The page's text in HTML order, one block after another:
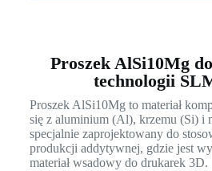
Proszek AlSi10Mg
technologii
Proszek AlSi10Mg to materiał
się z aluminium (Al), krzemu (Si) i
specjalnie zaprojektowany do
produkcji addytywnej, gdzie jest
materiał wsadowy do drukarek 3D.